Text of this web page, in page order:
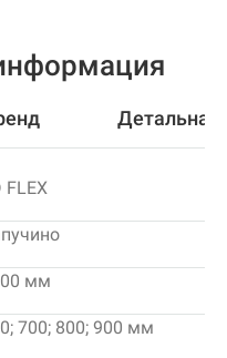
FLEX
мм
700; 800; 900 мм